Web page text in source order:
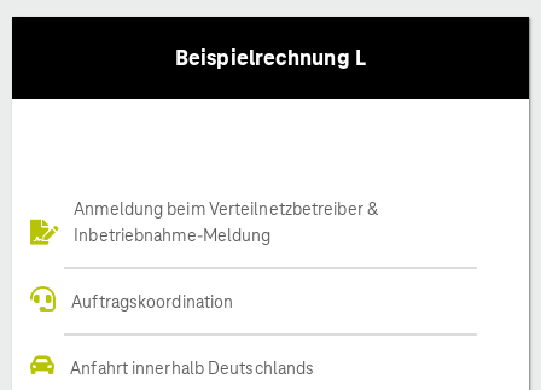
Beispielrechnung L
Anmeldung beim Verteilnetzbetreiber &
Inbetriebnahme-Meldung
Auftragskoordination
Anfahrt innerhalb Deutschlands